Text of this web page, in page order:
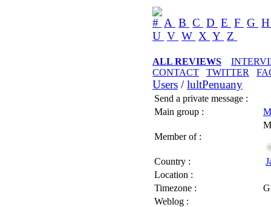
# A B C D E F G
U V W X Y Z
ALL REVIEWS
CONTACT
TWITTER
Users /lultPenuany
Send a private message :
Main group :
Member of :
Country :
Location :
Timezone :
Weblog :